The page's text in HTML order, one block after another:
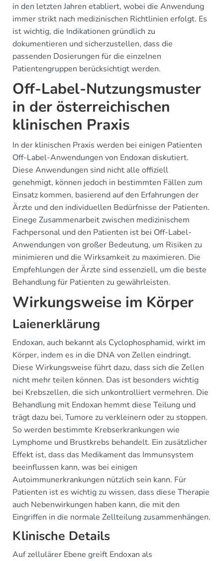
in den letzten Jahren etabliert, wobei die Anwendung
immer strikt nach medizinischen Richtlinien erfolgt. Es
ist wichtig, die Indikationen gründlich zu
dokumentieren und sicherzustellen, dass die
passenden Dosierungen für die einzelnen
Patientengruppen berücksichtigt werden.
Off-Label-Nutzungsmuster
in der österreichischen
klinischen Praxis
In der klinischen Praxis werden bei einigen Patienten
Off-Label-Anwendungen von Endoxan diskutiert.
Diese Anwendungen sind nicht alle offiziell
genehmigt, können jedoch in bestimmten Fällen zum
Einsatz kommen, basierend auf den Erfahrungen der
Ärzte und den individuellen Bedürfnisse der Patienten.
Einege Zusammenarbeit zwischen medizinischem
Fachpersonal und den Patienten ist bei Off-Label-
Anwendungen von großer Bedeutung, um Risiken zu
minimieren und die Wirksamkeit zu maximieren. Die
Empfehlungen der Ärzte sind essenziell, um die beste
Behandlung für Patienten zu gewährleisten.
Wirkungsweise im Körper
Laienerklärung
Endoxan, auch bekannt als Cyclophosphamid, wirkt im
Körper, indem es in die DNA von Zellen eindringt.
Diese Wirkungsweise führt dazu, dass sich die Zellen
nicht mehr teilen können. Das ist besonders wichtig
bei Krebszellen, die sich unkontrolliert vermehren. Die
Behandlung mit Endoxan hemmt diese Teilung und
trägt dazu bei, Tumore zu verkleinern oder zu stoppen.
So werden bestimmte Krebserkrankungen wie
Lymphome und Brustkrebs behandelt. Ein zusätzlicher
Effekt ist, dass das Medikament das Immunsystem
beeinflussen kann, was bei einigen
Autoimmunerkrankungen nützlich sein kann. Für
Patienten ist es wichtig zu wissen, dass diese Therapie
auch Nebenwirkungen haben kann, die mit den
Eingriffen in die normale Zellteilung zusammenhängen.
Klinische Details
Auf zellulärer Ebene greift Endoxan als